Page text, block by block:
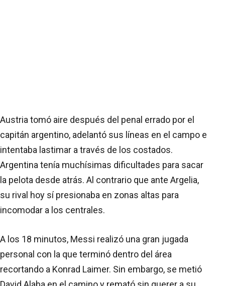
Austria tomó aire después del penal errado por el
capitán argentino, adelantó sus líneas en el campo e
intentaba lastimar a través de los costados.
Argentina tenía muchísimas dificultades para sacar
la pelota desde atrás. Al contrario que ante Argelia,
su rival hoy sí presionaba en zonas altas para
incomodar a los centrales.
A los 18 minutos, Messi realizó una gran jugada
personal con la que terminó dentro del área
recortando a Konrad Laimer. Sin embargo, se metió